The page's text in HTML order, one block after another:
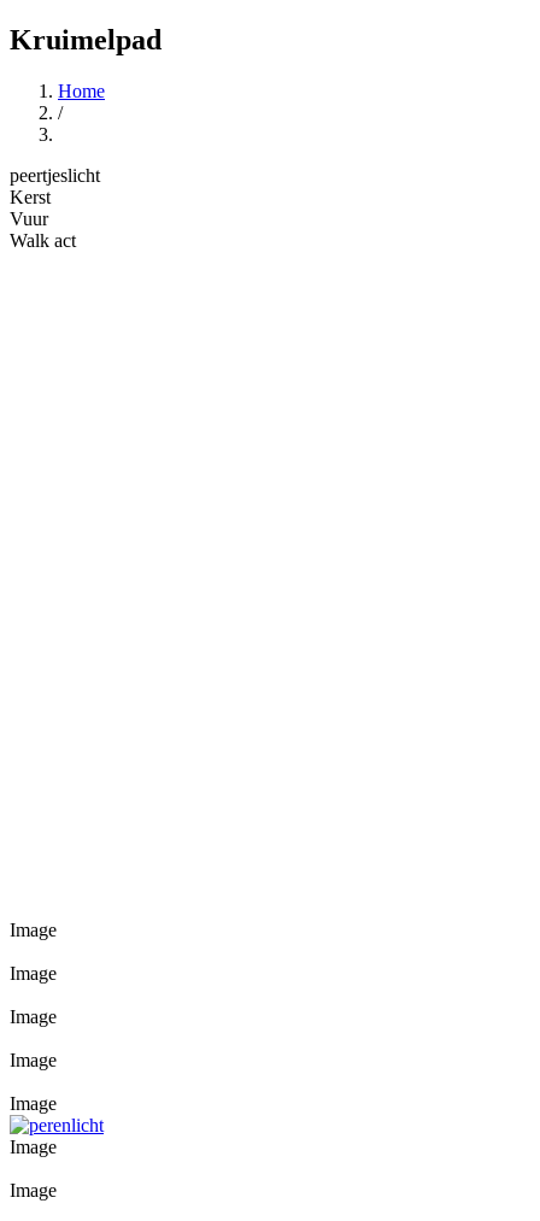
Kruimelpad
Home
/
peertjeslicht
Kerst
Vuur
Walk act
Image
Image
Image
Image
Image
Image
Image